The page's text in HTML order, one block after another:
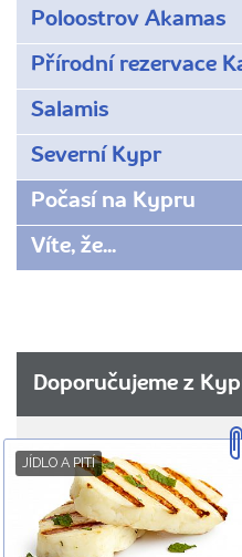
Poloostrov Akamas
Přírodní rezervace
Salamis
Severní Kypr
Počasí na Kypru
Víte, že...
Doporučujeme z
JÍDLO A PITÍ